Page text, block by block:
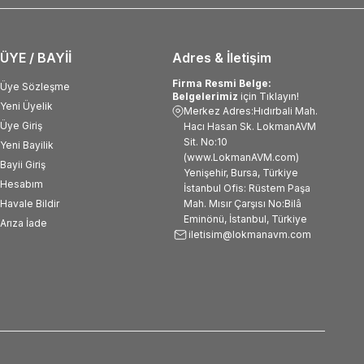
Adres & İletişim
Firma Resmi Belge:
Belgelerimiz için Tıklayın!
Merkez Adres:Hıdırbali Mah.
Hacı Hasan Sk. LokmanAVM
Sit. No:10
(www.LokmanAVM.com)
Yenişehir, Bursa, Türkiye
İstanbul Ofis: Rüstem Paşa
Mah. Mısır Çarşısı No:Bilâ
Eminönü, İstanbul, Türkiye
iletisim@lokmanavm.com
ÜYE / BAYİİ
Üye Sözleşme
Yeni Üyelik
Üye Giriş
Yeni Bayilik
Bayii Giriş
Hesabım
Havale Bildir
Arıza İade